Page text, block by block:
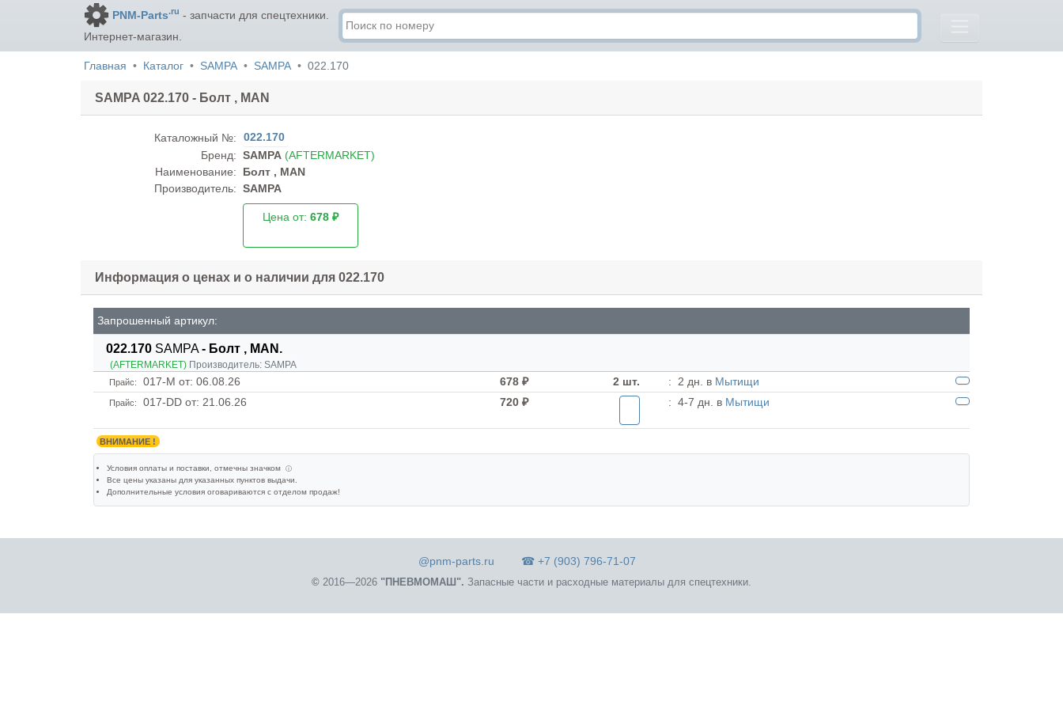
PNM-Parts.ru - запчасти для спецтехники.
Интернет-магазин.
Главная Каталог SAMPA SAMPA 022.170
SAMPA 022.170 - Болт , MAN
Каталожный №:
022.170
Бренд: SAMPA (AFTERMARKET)
Наименование:
Болт , MAN
Производитель: SAMPA
Цена от: 678 ₽
Информация о ценах и о наличии для 022.170
Запрошенный артикул:
022.170 SAMPA- Болт , MAN.
(AFTERMARKET)Производитель: SAMPA
Прайс: 017-M от: 06.08.26 678 ₽ 2 шт. : 2 дн. в Мытищи
Прайс: 017-DD от: 21.06.26 720 ₽ : 4-7 дн. в Мытищи
ВНИМАНИЕ !
Условия оплаты и поставки , отмечны значком ⓘ
Все цены указаны для указанных пунктов выдачи
Дополнительные условия оговариваются с отделом продаж!
@pnm-parts.ru ☎ +7 (903) 796-71-07
© 2016—2026 "ПНЕВМОМАШ". Запасные части и расходные материалы для спецтехники.